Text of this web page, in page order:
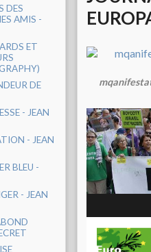
DES
AMIS -
ET
DE
- JEAN
- JEAN
BLEU -
- JEAN